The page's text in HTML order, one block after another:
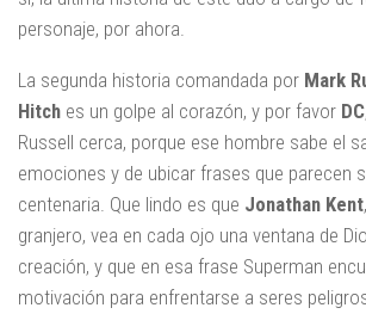
personaje, por ahora.
La segunda historia comandada por Mark
Hitch es un golpe al corazón, y por favor DC
Russell cerca, porque ese hombre sabe el
emociones y de ubicar frases que parecen
centenaria. Que lindo es que Jonathan Kent
granjero, vea en cada ojo una ventana de
creación, y que en esa frase Superman
motivación para enfrentarse a seres